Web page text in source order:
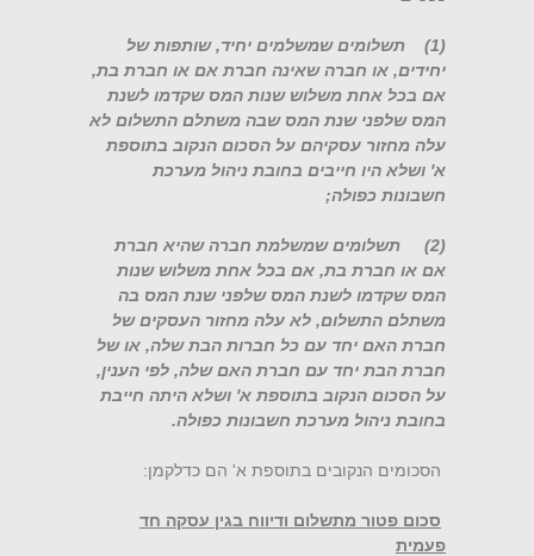
(1) תשלומים שמשלמים יחיד, שותפות של
יחידים, או חברה שאינה חברת אם או חברת בת,
אם בכל אחת משלוש שנות המס שקדמו לשנת
המס שלפני שנת המס שבה משתלם התשלום לא
עלה מחזור עסקיהם על הסכום הנקוב בתוספת
א' ושלא היו חייבים בחובת ניהול מערכת
חשבונות כפולה;
(2) תשלומים שמשלמת חברה שהיא חברת
אם או חברת בת, אם בכל אחת משלוש שנות
המס שקדמו לשנת המס שלפני שנת המס בה
משתלם התשלום, לא עלה מחזור העסקים של
חברת האם יחד עם כל חברות הבת שלה, או של
חברת הבת יחד עם חברת האם שלה, לפי הענין,
על הסכום הנקוב בתוספת א' ושלא היתה חייבת
בחובת ניהול מערכת חשבונות כפולה.
הסכומים הנקובים בתוספת א' הם כדלקמן:
סכום פטור מתשלום ודיווח בגין עסקה חד
פעמית